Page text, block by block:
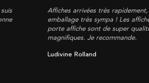
Affiches arrivées très
emballage très sympa ! Les
porte affiche sont de super
magnifiques. Je recommande.
Ludivine Rolland